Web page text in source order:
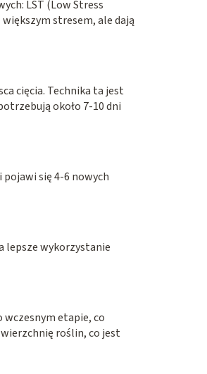
LST (Low Stress
stresem, ale dają
cięcia. Technika ta jest
około 7-10 dni
się 4-6 nowych
lepsze wykorzystanie
etapie, co
roślin, co jest